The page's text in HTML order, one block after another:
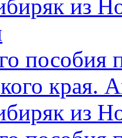
из
пособия
края.
из